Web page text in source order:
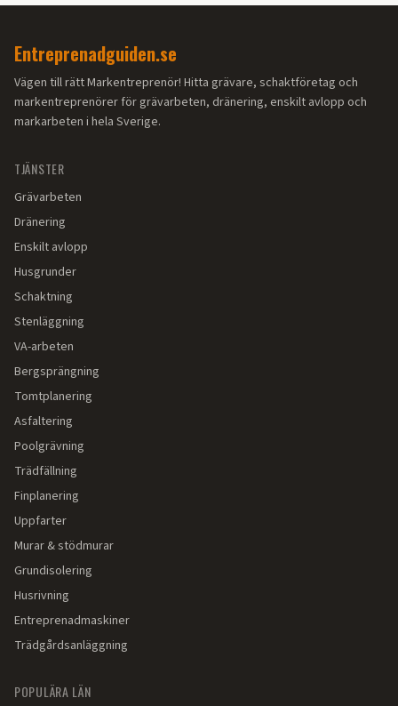
Entreprenadguiden.se
Vägen till rätt Markentreprenör! Hitta grävare, schaktföretag och
markentreprenörer för grävarbeten, dränering, enskilt avlopp och
markarbeten i hela Sverige.
TJÄNSTER
Grävarbeten
Dränering
Enskilt avlopp
Husgrunder
Schaktning
Stenläggning
VA-arbeten
Bergsprängning
Tomtplanering
Asfaltering
Poolgrävning
Trädfällning
Finplanering
Uppfarter
Murar & stödmurar
Grundisolering
Husrivning
Entreprenadmaskiner
Trädgårdsanläggning
POPULÄRA LÄN